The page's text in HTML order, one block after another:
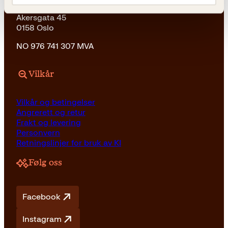
Kagge Forlag AS
Akersgata 45
0158 Oslo
NO 976 741 307 MVA
Vilkår
Vilkår og betingelser
Angrerett og retur
Frakt og levering
Personvern
Retningslinjer for bruk av KI
Følg oss
Facebook
Instagram